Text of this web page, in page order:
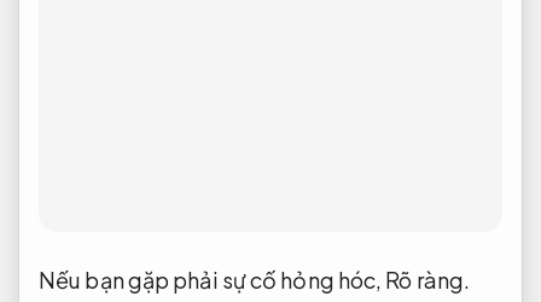
Nếu bạn gặp phải sự cố hỏng hóc, Rõ ràng.